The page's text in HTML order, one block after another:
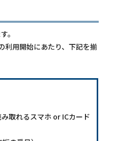
。
用開始にあたり、下記を揃
取れるスマホ or ICカード